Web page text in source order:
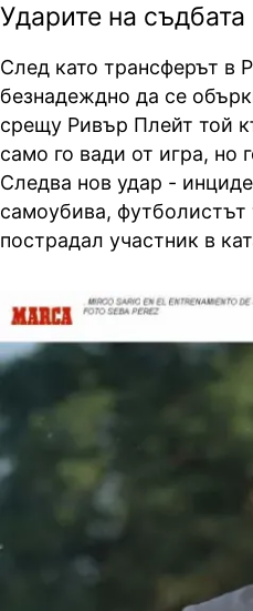
Ударите на съдбата
След като трансферът в
безнадеждно да се
срещу Ривър Плейт той
само го вади от игра, но
Следва нов удар -
самоубива, футболистът
пострадал участник в